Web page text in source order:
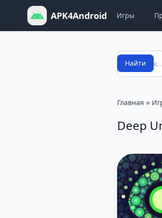
APK4Android Игры
Поиск
Найти
Главная »
Deep